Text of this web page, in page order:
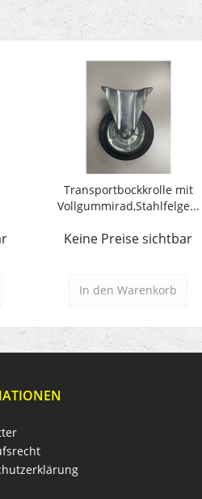
Transportbockkrolle mit
Vollgummirad,Stahlfelge...
Keine Preise sichtbar
In den Warenkorb